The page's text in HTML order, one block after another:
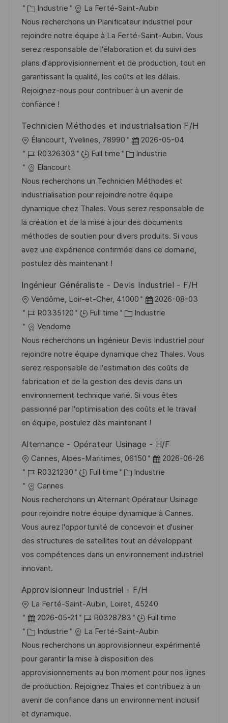
c
a
l
i
s
a
t
i
n
a
t
e
d
’
a
f
f
c
h
a
g
e
é
f
é
r
e
n
c
u
p
o
t
e
C
a
t
é
g
o
r
i
Industrie
La Ferté-Saint-Aubin
Nous recherchons un Planificateur industriel pour
rejoindre notre équipe à La Ferté-Saint-Aubin. Vous
serez responsable de l'élaboration et du suivi des
plans d'approvisionnement et de production, tout en
garantissant la qualité, les coûts et les délais.
Rejoignez-nous pour contribuer à un avenir de
confiance !
Technicien Méthodes et industrialisation F/H
o
c
a
l
i
s
a
t
i
n
Élancourt, Yvelines, 78990
D
a
e
d
’
a
f
f
h
a
g
2026-05-04
R
é
f
é
r
e
n
c
e
u
p
o
s
t
e
R0326303 Full time
C
t
é
g
o
r
i
Industrie
Elancourt
Nous recherchons un Technicien Méthodes et
industrialisation pour rejoindre notre équipe
dynamique chez Thales. Vous serez responsable de
la création et de la mise à jour des documents
méthodes de soutien pour divers produits. Si vous
avez une expérience confirmée dans ce domaine,
postulez dès maintenant !
Ingénieur Généraliste - Devis Industriel - F/H
o
c
a
l
i
s
a
t
i
n
Vendôme, Loir-et-Cher, 41000
D
a
e
d
’
a
f
f
i
h
a
g
2026-08-03
R
é
f
é
r
e
n
c
e
u
p
o
s
t
e
R0335120 Full time
C
t
é
g
o
r
i
e
Industrie
Vendome
Nous recherchons un Ingénieur Devis Industriel pour
rejoindre notre équipe dynamique chez Thales. Vous
serez responsable de l'estimation des coûts de
fabrication et de la gestion des devis dans un
environnement technique varié. Si vous êtes
passionné par l'optimisation des coûts et le travail
en équipe, postulez dès maintenant !
Alternance - Opérateur Usinage - H/F
o
c
a
l
i
s
a
t
o
n
Cannes, Alpes-Maritimes, 06150
D
a
e
d
’
a
f
h
a
g
e
2026-06-26
R
é
f
é
r
e
n
c
d
u
p
o
s
t
e
R0321230 Full time
C
t
é
g
o
r
Industrie
Cannes
Nous recherchons un Alternant Opérateur Usinage
pour rejoindre notre équipe dynamique à Cannes.
Vous aurez l'opportunité de concevoir et d'usiner
des structures de satellites tout en développant
vos compétences dans un environnement industriel
innovant.
Approvisionneur Industriel - F/H
o
c
a
l
i
s
a
t
La Ferté-Saint-Aubin, Loiret, 45240
D
a
t
e
d
’
a
f
2026-05-21
R
é
f
é
r
e
n
R0328783
Full time
C
a
t
é
g
o
r
Industrie
La Ferté-Saint-Aubin
Nous recherchons un approvisionneur expérimenté
pour garantir la mise à disposition des
approvisionnements au bon moment pour nos lignes
de production. Rejoignez Thales et contribuez à un
avenir de confiance dans un environnement inclusif
et dynamique.